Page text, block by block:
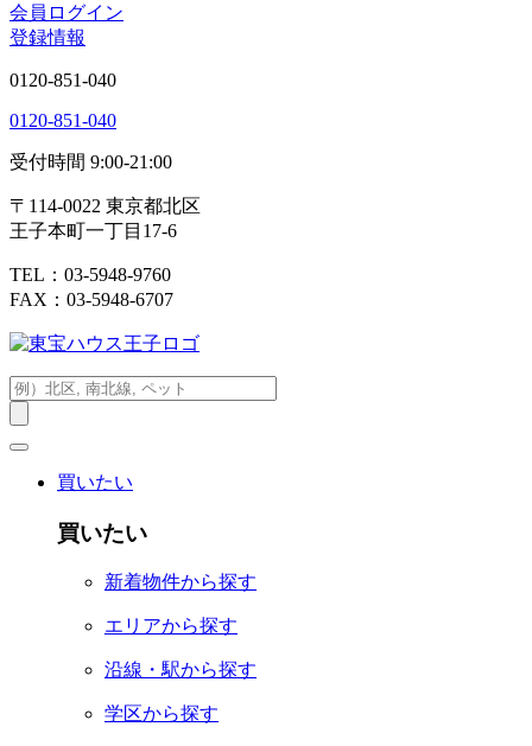
会員ログイン
登録情報
0120-851-040
0120-851-040
受付時間 9:00-21:00
〒114-0022 東京都北区
王子本町一丁目17-6
TEL：03-5948-9760
FAX：03-5948-6707
買いたい
買いたい
新着物件から探す
エリアから探す
沿線・駅から探す
学区から探す